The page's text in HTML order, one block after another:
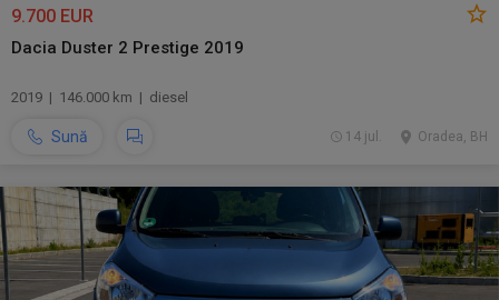
9.700 EUR
Dacia Duster 2 Prestige 2019
2019 | 146.000 km | diesel
Sună Oradea, BH
14 jul.